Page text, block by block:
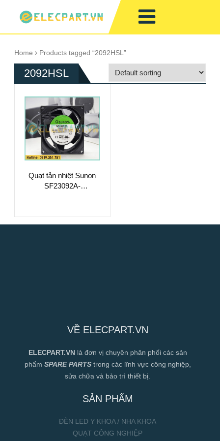
Home Products tagged “2092HSL”
2092HSL
Quạt tản nhiệt Sunon
SF23092A-
VỀ ELECPART.VN
ELECPART.VN là đơn vị chuyên phân phối các sản
phẩm SPARE PARTStrong các lĩnh vực công nghiệp,
sửa chữa và bảo trì thiết bị.
SẢN PHẨM
ĐÈN LED Y KHOA / NHA KHOA
QUẠT CÔNG NGHIỆP